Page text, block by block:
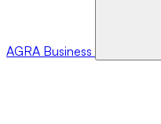
AGRA Business